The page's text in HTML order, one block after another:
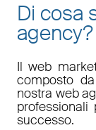
Di cosa
agency?
Ilweb
composto
nostra web
successo.